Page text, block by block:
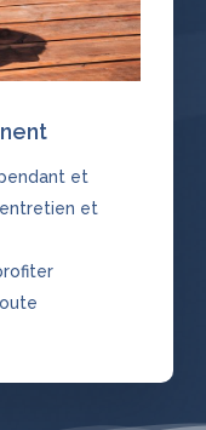
et
entretien et